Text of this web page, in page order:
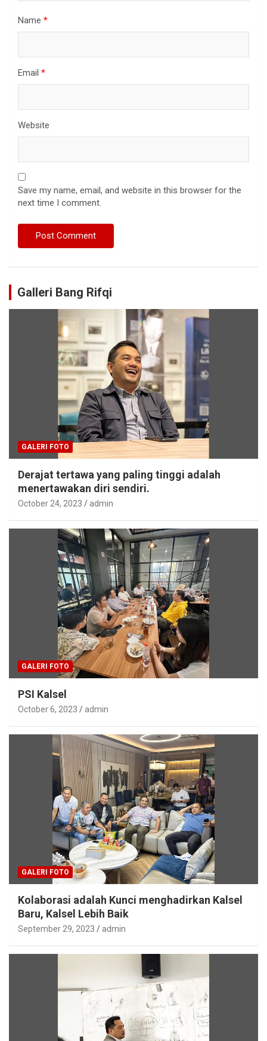
Name *
Email *
Website
Save my name, email, and website in this browser for the
next time I comment.
Galleri Bang Rifqi
GALERI FOTO
Derajat tertawa yang paling tinggi adalah
menertawakan diri sendiri.
October 24, 2023 admin
GALERI FOTO
PSI Kalsel
October 6, 2023 admin
GALERI FOTO
Kolaborasi adalah Kunci menghadirkan Kalsel
Baru, Kalsel Lebih Baik
September 29, 2023 admin